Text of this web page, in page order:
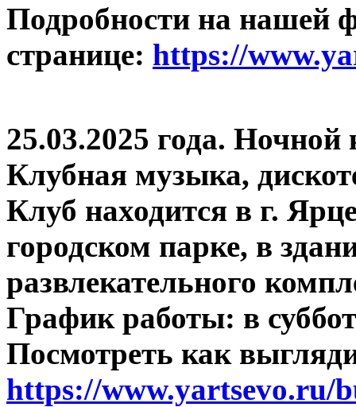
Подробности на нашей
странице: https://
25.03.2025 года.
Клубная музыка,
Клуб находится в г.
городском парке, в
развлекательного
График работы: в
Посмотреть как
https://www.yartsevo.ru/